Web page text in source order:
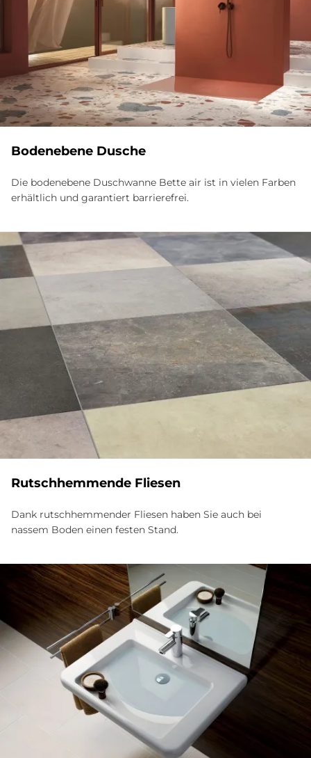
Bo­den­ebe­ne Du­sche
Die bodenebene Duschwanne Bette air ist in vielen Farben
erhältlich und garantiert barrierefrei.
Rutsch­hem­men­de Flie­sen
Dank rutschhemmender Fliesen haben Sie auch bei
nassem Boden einen festen Stand.